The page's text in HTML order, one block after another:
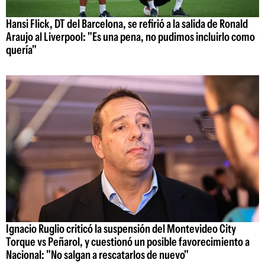
Hansi Flick, DT del Barcelona, se refirió a la salida de Ronald
Araujo al Liverpool: "Es una pena, no pudimos incluirlo como
quería"
Ignacio Ruglio criticó la suspensión del Montevideo City
Torque vs Peñarol, y cuestionó un posible favorecimiento a
Nacional: "No salgan a rescatarlos de nuevo"